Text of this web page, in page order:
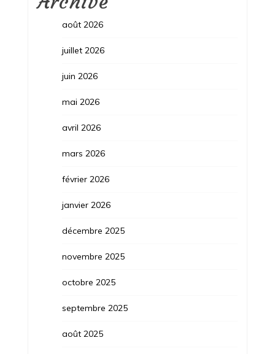
août 2026
juillet 2026
juin 2026
mai 2026
avril 2026
mars 2026
février 2026
janvier 2026
décembre 2025
novembre 2025
octobre 2025
septembre 2025
août 2025